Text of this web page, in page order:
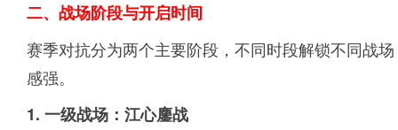
二、战场阶段与开启时间
赛季对抗分为两个主要阶段，不同时段解锁不同战
感强。
1. 一级战场：江心鏖战